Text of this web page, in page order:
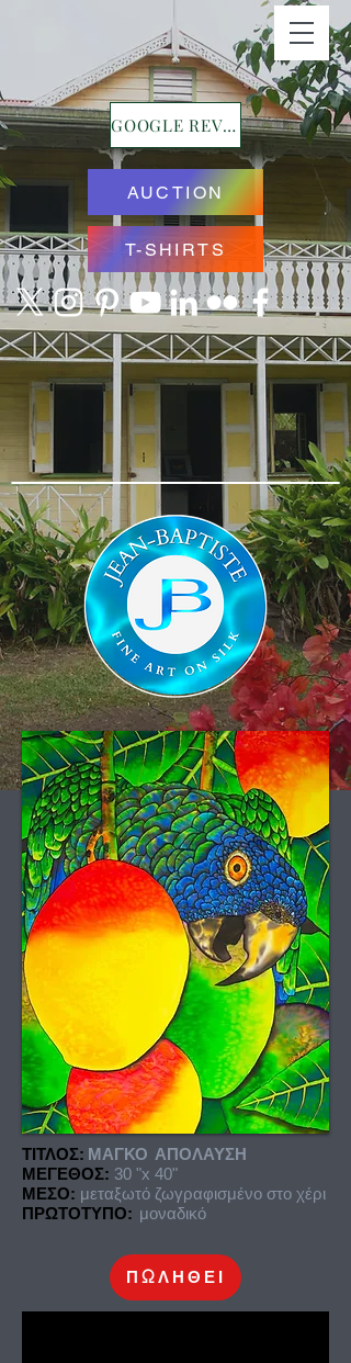
GOOGLE REVIEWS
AUCTION
T-SHIRTS
ΤΙΤΛΟΣ: ΜΑΓΚΟ ΑΠΟΛΑΥΣΗ
ΜΕΓΕΘΟΣ: 30 "x 40"
ΜΕΣΟ: μεταξωτό ζωγραφισμένο στο χέρι
ΠΡΩΤΟΤΥΠΟ: μοναδικό
ΠΩΛΗΘΕΙ